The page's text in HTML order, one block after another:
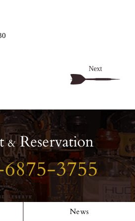
Next
&Reservation
3755
News